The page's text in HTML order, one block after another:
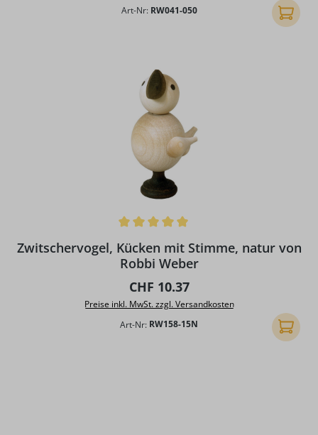
Art-Nr: RW041-050 In den
Zwitschervogel, Kücken mit Stimme, natur von
Robbi Weber
Regulärer Preis:
CHF 10.37
Preise inkl. MwSt. zzgl. Versandkosten
Art-Nr: RW158-15N In den